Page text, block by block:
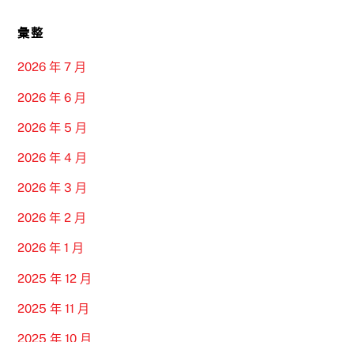
彙整
2026 年 7 月
2026 年 6 月
2026 年 5 月
2026 年 4 月
2026 年 3 月
2026 年 2 月
2026 年 1 月
2025 年 12 月
2025 年 11 月
2025 年 10 月